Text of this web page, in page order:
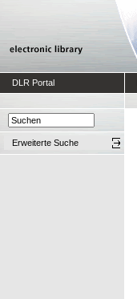
DLR Portal
Erweiterte Suche